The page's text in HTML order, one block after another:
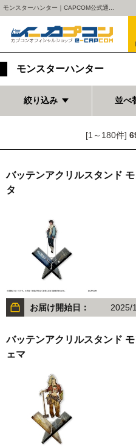
モンスターハンター｜CAPCOM公式通...
モンスターハンター
絞り込み 並べ
[1～180件]
バッテンアクリルスタンド
タ
お届け開始日： 2025/
バッテンアクリルスタンド
ェマ